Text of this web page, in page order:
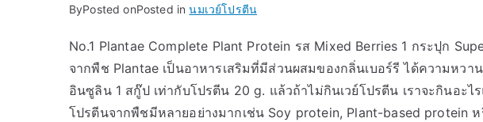
ByPosted onPosted inนมเวย์โปรตีน
No.1 Plantae Complete Plant Protein รส Mixed Berries 1 กระปุก
จากพืช Plantae เป็นอาหารเสริมที่มีส่วนผสมของกลิ่นเบอร์รี ได้ความหว
อินซูลิน 1 สกู๊ป เท่ากับโปรตีน 20 g. แล้วถ้าไม่กินเวย์โปรตีน เราจะกินอะไ
โปรตีนจากพืชมีหลายอย่างมากเช่น Soy protein, Plant-based protein